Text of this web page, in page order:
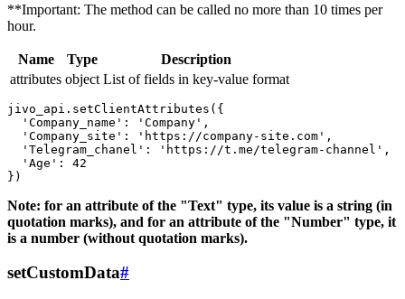
**Important: The method can be called no more than 10 times per
hour.
Name Type
Description
attributes object List of fields in key-value format
jivo_api.setClientAttributes({
  'Company_name': 'Company',
  'Company_site': 'https://company-site.com',
  'Telegram_chanel': 'https://t.me/telegram-channel',
  'Age': 42
Note: for an attribute of the "Text" type, its value is a string (in
quotation marks), and for an attribute of the "Number" type, it
is a number (without quotation marks).
setCustomData#